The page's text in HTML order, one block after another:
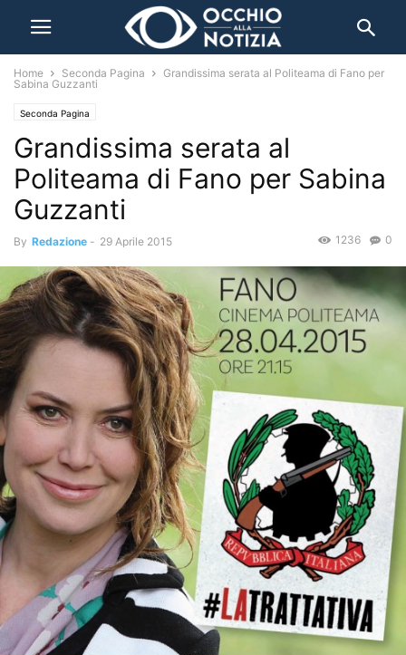
Home Seconda Pagina
Grandissima serata al Politeama di Fano per
Sabina Guzzanti
Seconda Pagina
Grandissima serata al
Politeama di Fano per Sabina
Guzzanti
By Redazione - 29 Aprile 2015 0
1236